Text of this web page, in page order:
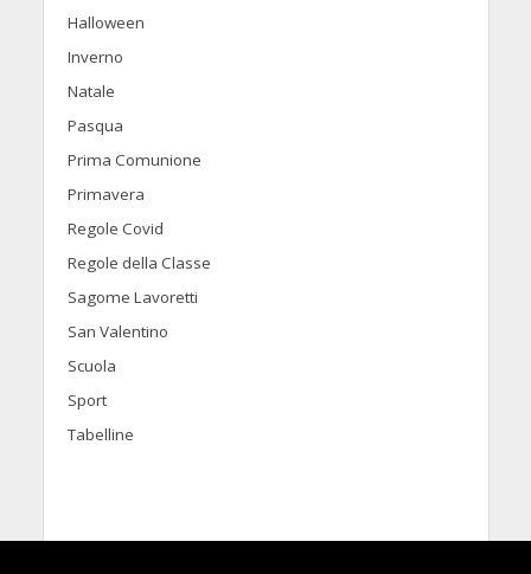
Halloween
Inverno
Natale
Pasqua
Prima Comunione
Primavera
Regole Covid
Regole della Classe
Sagome Lavoretti
San Valentino
Scuola
Sport
Tabelline